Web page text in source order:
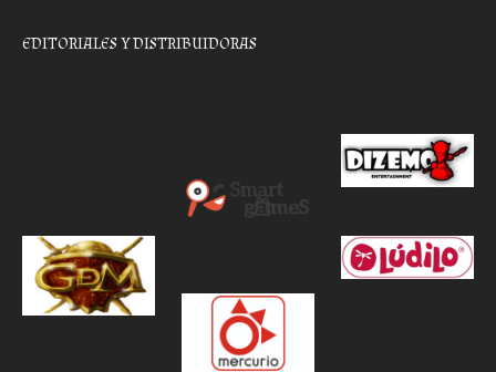
EDITORIALES Y DISTRIBUIDORAS